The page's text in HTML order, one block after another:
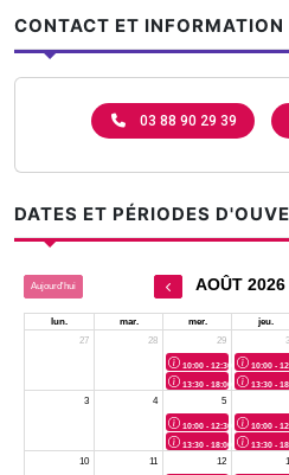
CONTACT ET INFORMATION
03 88 90 29 39
DATES ET PÉRIODES